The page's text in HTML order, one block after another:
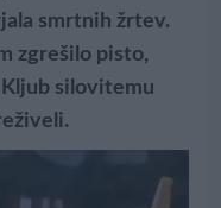
smrtnih žrtev.
zgrešilo pisto,
silovitemu